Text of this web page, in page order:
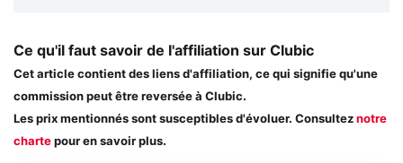
Ce qu'il faut savoir de l'affiliation sur Clubic
Cet article contient des liens d'affiliation, ce qui signifie qu'une
commission peut être reversée à Clubic.
Les prix mentionnés sont susceptibles d'évoluer. Consultez notre
charte pour en savoir plus.